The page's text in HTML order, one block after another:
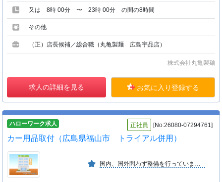
又は 8時 00分 〜 23時 00分 の間の8時間
その他
（正）店長候補／総合職（丸亀製麺 広島宇品店）
株式会社丸亀製麺
求人の詳細を見る お気に入り登録する
ハローワーク求人 正社員 [No:26080-07294761]
カー用品取付（広島県福山市 トライアル併用）
国内、国外問わず整備を行っています。用品取付は新車、未使用車中心。